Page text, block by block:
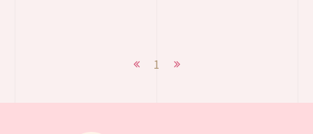
題而存在，因為能跟喜歡的人在一起很重
1